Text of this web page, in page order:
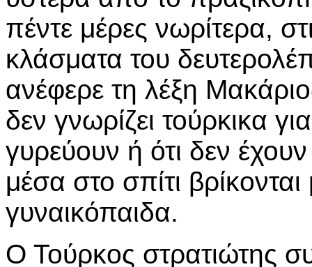
πέντε μέρες νωρίτερα,
κλάσματα του
ανέφερε τη λέξη
δεν γνωρίζει τούρκικα
γυρεύουν ή ότι δεν έχουν
μέσα στο σπίτι
γυναικόπαιδα.
Ο Τούρκος στρατιώτης